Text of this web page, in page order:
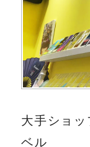
大手ショ
ベル